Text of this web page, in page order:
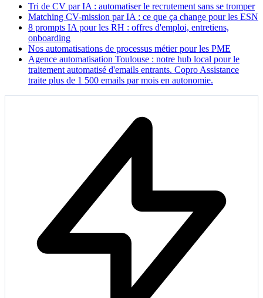
Tri de CV par IA : automatiser le recrutement sans se tromper
Matching CV-mission par IA : ce que ça change pour les ESN
8 prompts IA pour les RH : offres d'emploi, entretiens,
onboarding
Nos automatisations de processus métier pour les PME
Agence automatisation Toulouse : notre hub local pour le
traitement automatisé d'emails entrants. Copro Assistance
traite plus de 1 500 emails par mois en autonomie.